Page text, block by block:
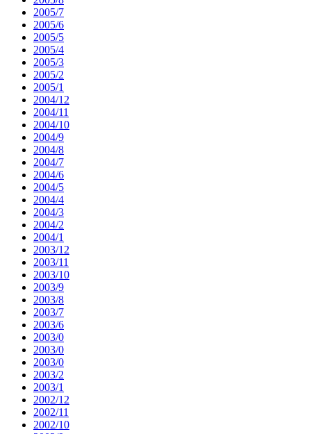
2005/7
2005/6
2005/5
2005/4
2005/3
2005/2
2005/1
2004/12
2004/11
2004/10
2004/9
2004/8
2004/7
2004/6
2004/5
2004/4
2004/3
2004/2
2004/1
2003/12
2003/11
2003/10
2003/9
2003/8
2003/7
2003/6
2003/0
2003/0
2003/0
2003/2
2003/1
2002/12
2002/11
2002/10